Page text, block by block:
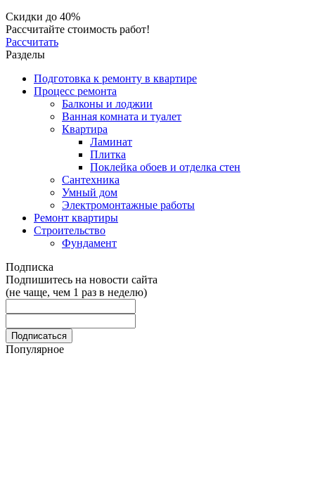
Скидки до 40%
Рассчитайте стоимость работ!
Рассчитать
Разделы
Подготовка к ремонту в квартире
Процесс ремонта
Балконы и лоджии
Ванная комната и туалет
Квартира
Ламинат
Плитка
Поклейка обоев и отделка стен
Сантехника
Умный дом
Электромонтажные работы
Ремонт квартиры
Строительство
Фундамент
Подписка
Подпишитесь на новости сайта
(не чаще, чем 1 раз в неделю)
Популярное